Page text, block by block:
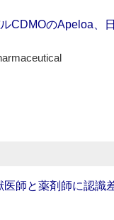
CDMOのApeloa、
医師と薬剤師に認識